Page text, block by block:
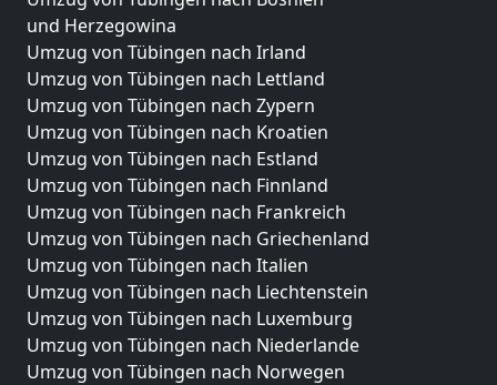
und Herzegowina
Umzug von Tübingen nach Irland
Umzug von Tübingen nach Lettland
Umzug von Tübingen nach Zypern
Umzug von Tübingen nach Kroatien
Umzug von Tübingen nach Estland
Umzug von Tübingen nach Finnland
Umzug von Tübingen nach Frankreich
Umzug von Tübingen nach Griechenland
Umzug von Tübingen nach Italien
Umzug von Tübingen nach Liechtenstein
Umzug von Tübingen nach Luxemburg
Umzug von Tübingen nach Niederlande
Umzug von Tübingen nach Norwegen